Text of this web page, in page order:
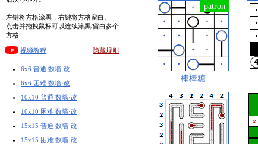
左键将方格涂黑，右键将方格留白。
点击并拖拽鼠标可以连续涂黑/留白多个
方格
视频教程 隐藏规则
6x6 普通 数墙·改
6x6 困难 数墙·改
10x10 普通 数墙·改
10x10 困难 数墙·改
15x15 普通 数墙·改
15x15 困难 数墙·改
棒棒糖